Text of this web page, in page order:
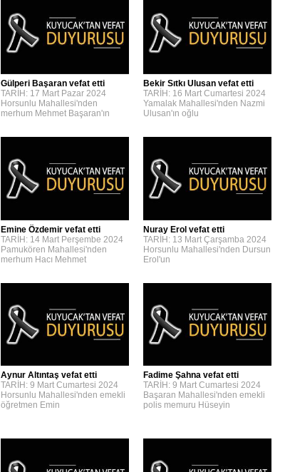
Gülperi Başaran vefat etti
TARİH: 17 Mart Pazar 2024
Horsunlu Mahallesi'nden
merhum Mehmet Başaran'ın
Bekir Sıtkı Ulusan vefat etti
TARİH: 16 Mart Cumartesi 2024
Yamalak Mahallesi'nden Nazmi
Ulusan'ın oğlu
Emine Özdemir vefat etti
TARİH: 14 Mart Perşembe 2024
Pamukören Mahallesi'nden
merhum Hacı Mehmet
Nuray Erol vefat etti
TARİH: 13 Mart Çarşamba 2024
Horsunlu Mahallesi'nden Dursun
Erol'un
Aynur Altıntaş vefat etti
TARİH: 9 Mart Cumartesi 2024
Horsunlu Mahallesi'nden emekli
öğretmen Emin
Fadime Şahna vefat etti
TARİH: 9 Mart Cumartesi 2024
Başaran Mahallesi'nden emekli
polis memuru Hüseyin